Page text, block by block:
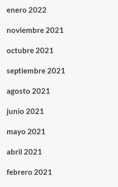
enero 2022
noviembre 2021
octubre 2021
septiembre 2021
agosto 2021
junio 2021
mayo 2021
abril 2021
febrero 2021